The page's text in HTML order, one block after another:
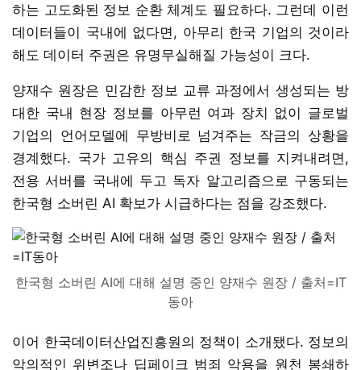
하는 고도화된 정보 순환 체계도 필요하다. 그런데 이런
데이터들이 국내에 없다면, 아무리 한국 기업의 것이라
해도 데이터 주권은 유명무실해질 가능성이 크다.
양재수 원장은 민감한 정보 교류 과정에서 생성되는 방
대한 국내 현장 정보를 아무런 여과 장치 없이 글로벌
기업의 언어모델에 무방비로 넘겨주는 작금의 상황을
경계했다. 국가 고유의 핵심 주권 정보를 지켜내려면,
전용 서버를 국내에 두고 독자 알고리즘으로 구동되는
한국형 소버린 AI 확보가 시급하다는 점을 강조했다.
한국형 소버린 AI에 대해 설명 중인 양재수 원장 / 출처=IT
동아
이어 한국데이터산업진흥원의 정책이 소개됐다. 정보의
악의적인 위변조나 딥페이크 범죄 악용을 원천 봉쇄하